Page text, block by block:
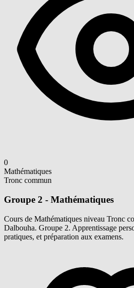
0
Mathématiques
Tronc commun
Groupe 2 - Mathématiques
Cours de Mathématiques niveau Tronc
Dalbouha. Groupe 2. Apprentissage
pratiques, et préparation aux examens.